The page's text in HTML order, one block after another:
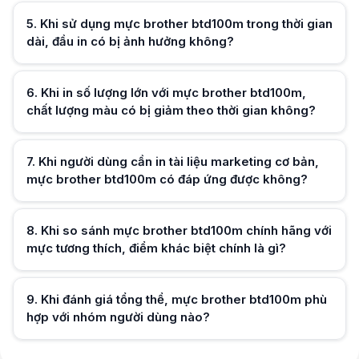
5. Khi sử dụng mực brother btd100m trong thời gian
dài, đầu in có bị ảnh hưởng không?
6. Khi in số lượng lớn với mực brother btd100m,
chất lượng màu có bị giảm theo thời gian không?
7. Khi người dùng cần in tài liệu marketing cơ bản,
mực brother btd100m có đáp ứng được không?
8. Khi so sánh mực brother btd100m chính hãng với
mực tương thích, điểm khác biệt chính là gì?
9. Khi đánh giá tổng thể, mực brother btd100m phù
hợp với nhóm người dùng nào?